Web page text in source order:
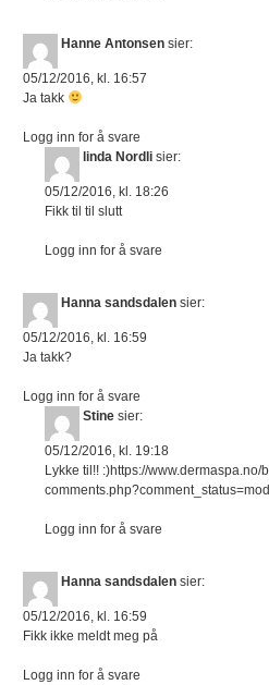
Hanne Antonsen sier:
05/12/2016, kl. 16:57
Ja takk
Logg inn for å svare
linda Nordli sier:
05/12/2016, kl. 18:26
Fikk til til slutt
Logg inn for å svare
Hanna sandsdalen sier:
05/12/2016, kl. 16:59
Ja takk?
Logg inn for å svare
Stine sier:
05/12/2016, kl. 19:18
Lykke til!! :)https://
Logg inn for å svare
Hanna sandsdalen sier:
05/12/2016, kl. 16:59
Fikk ikke meldt meg på
Logg inn for å svare